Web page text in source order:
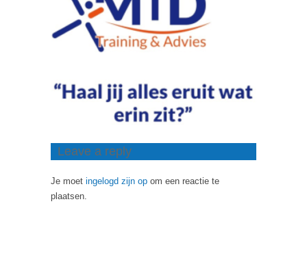
Leave a reply
Je moet ingelogd zijn op om een reactie te
plaatsen.